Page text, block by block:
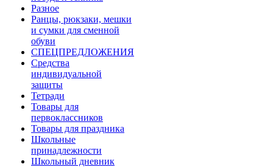
Разное
Ранцы, рюкзаки, мешки
и сумки для сменной
обуви
СПЕЦПРЕДЛОЖЕНИЯ
Средства
индивидуальной
защиты
Тетради
Товары для
первоклассников
Товары для праздника
Школьные
принадлежности
Школьный дневник